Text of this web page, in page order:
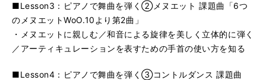
■Lesson3：ピアノで舞曲を弾く②メヌエット 課題曲「6つ
のメヌエットWoO.10より第2曲」
・メヌエットに親しむ／和音による旋律を美しく立体的に弾く
／アーティキュレーションを表すための手首の使い方を知る
■Lesson4：ピアノで舞曲を弾く③コントルダンス 課題曲